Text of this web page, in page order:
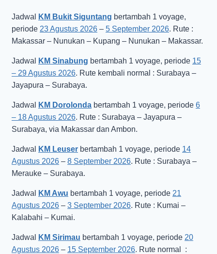
Jadwal KM Bukit Siguntang bertambah 1 voyage,
periode 23 Agustus 2026 – 5 September 2026. Rute :
Makassar – Nunukan – Kupang – Nunukan – Makassar.
Jadwal KM Sinabung bertambah 1 voyage, periode 15
– 29 Agustus 2026. Rute kembali normal : Surabaya –
Jayapura – Surabaya.
Jadwal KM Dorolonda bertambah 1 voyage, periode 6
– 18 Agustus 2026. Rute : Surabaya – Jayapura –
Surabaya, via Makassar dan Ambon.
Jadwal KM Leuser bertambah 1 voyage, periode 14
Agustus 2026 – 8 September 2026. Rute : Surabaya –
Merauke – Surabaya.
Jadwal KM Awu bertambah 1 voyage, periode 21
Agustus 2026 – 3 September 2026. Rute : Kumai –
Kalabahi – Kumai.
Jadwal KM Sirimau bertambah 1 voyage, periode 20
Agustus 2026 – 15 September 2026. Rute normal :